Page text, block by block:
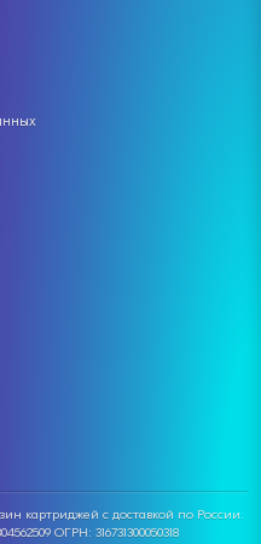
картриджей с доставкой по России.
ОГРН: 316731300050318